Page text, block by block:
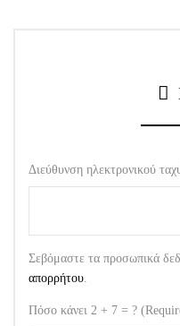
Διεύθυνση ηλεκτρονικού
Σεβόμαστε τα προσωπικά
απορρήτου.
Πόσο κάνει 2 + 7 = ?